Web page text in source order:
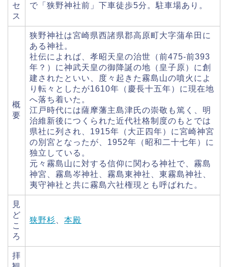
セ
ス
で「狭野神社前」下車徒歩5分。駐車場あり。
概
要
狭野神社は宮崎県西諸県郡高原町大字蒲牟田に
ある神社。
社伝によれば、孝昭天皇の治世（前475-前393
年？）に神武天皇の御降誕の地（皇子原）に創
建されたといい、度々起きた霧島山の噴火によ
り転々としたが1610年（慶長十五年）に現在地
へ落ち着いた。
江戸時代には薩摩藩主島津氏の崇敬も篤く、明
治維新後につくられた近代社格制度のもとでは
県社に列され、1915年（大正四年）に宮崎神宮
の別宮となったが、1952年（昭和二十七年）に
独立している。
元々霧島山に対する信仰に関わる神社で、霧島
神宮、霧島岑神社、霧島東神社、東霧島神社、
夷守神社と共に霧島六社権現とも呼ばれた。
見
ど
こ
ろ
狭野杉 本殿
拝